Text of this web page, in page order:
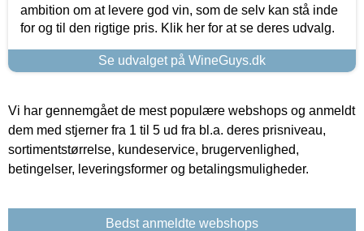
ambition om at levere god vin, som de selv kan stå inde
for og til den rigtige pris. Klik her for at se deres udvalg.
Se udvalget på WineGuys.dk
Vi har gennemgået de mest populære webshops og anmeldt
dem med stjerner fra 1 til 5 ud fra bl.a. deres prisniveau,
sortimentstørrelse, kundeservice, brugervenlighed,
betingelser, leveringsformer og betalingsmuligheder.
Bedst anmeldte webshops